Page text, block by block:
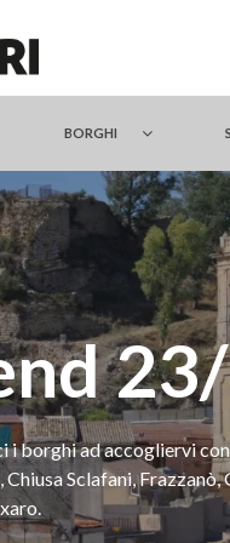
BORGHI
i borghi ad accogliervi
Sclafani,